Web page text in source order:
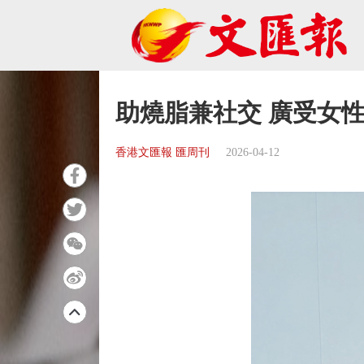
助燒脂兼社交 廣受女
香港文匯報 匯周刊 2026-04-12